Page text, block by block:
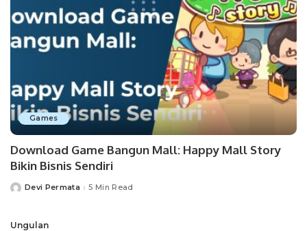
Games
Download Game Bangun Mall: Happy Mall Story
Bikin Bisnis Sendiri
PostedDevi Permata 5 Min Read
Ungulan